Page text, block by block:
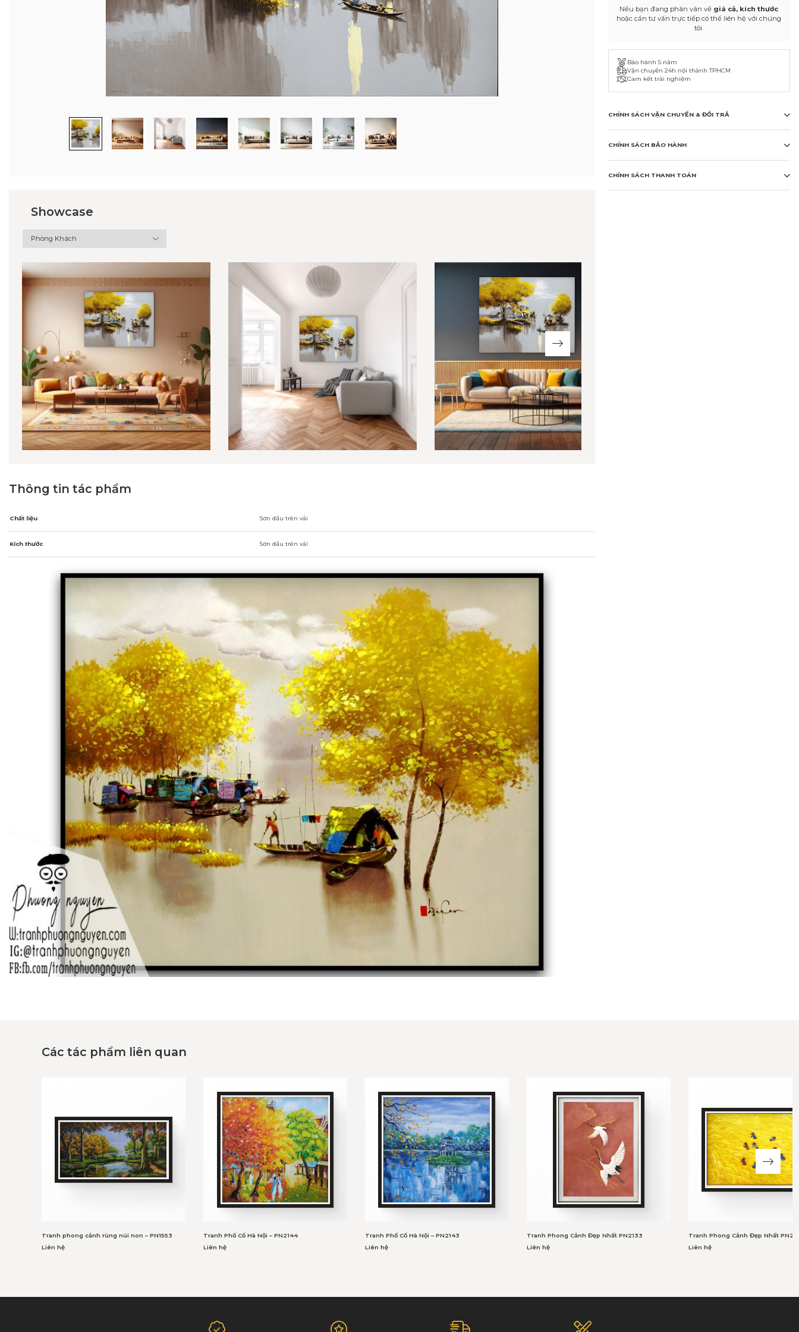
Nếu bạn đang phân vân về giá cả, kích thước
hoặc cần tư vấn trực tiếp có thể liên hệ với chúng
tôi.
Bảo hành 5 năm
Vận chuyển 24h nội thành TPHCM
Cam kết trải nghiệm
CHÍNH SÁCH VẬN CHUYỂN & ĐỔI TRẢ
CHÍNH SÁCH BẢO HÀNH
CHÍNH SÁCH THANH TOÁN
Showcase
Thông tin tác phẩm
Chất liệu Sơn dầu trên vải
Kích thước Sơn dầu trên vải
Các tác phẩm liên quan
Tranh phong cảnh rùng núi non – PN1553
Liên hệ
Tranh Phố Cổ Hà Nội – PN2144
Liên hệ
Tranh Phố Cổ Hà Nội – PN2143
Liên hệ
Tranh Phong Cảnh Đẹp Nhất PN2133
Liên hệ
Tranh Phong Cảnh Đẹp Nhất
Liên hệ